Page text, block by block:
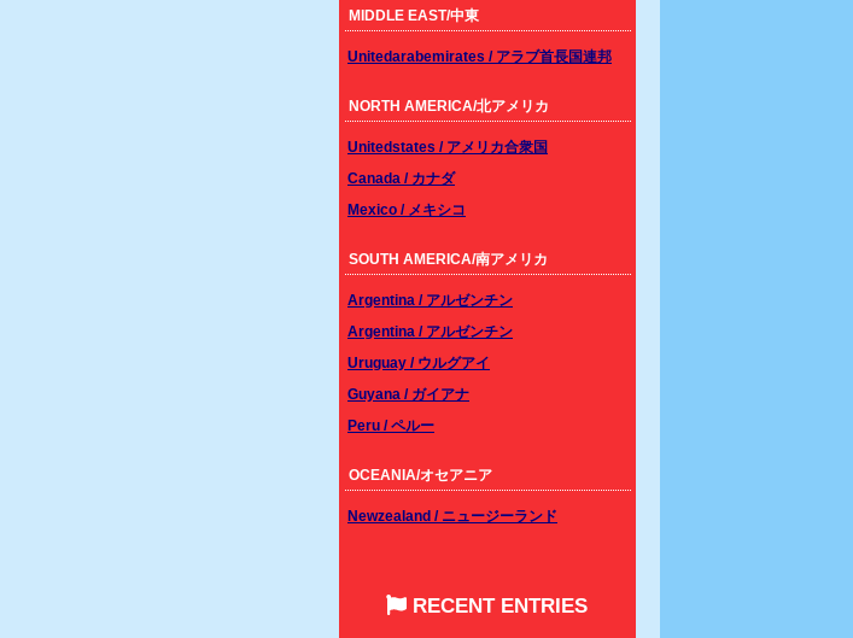
MIDDLE EAST/中東
Unitedarabemirates / アラブ首長国連邦
NORTH AMERICA/北アメリカ
Unitedstates / アメリカ合衆国
Canada / カナダ
Mexico / メキシコ
SOUTH AMERICA/南アメリカ
Argentina / アルゼンチン
Argentina / アルゼンチン
Uruguay / ウルグアイ
Guyana / ガイアナ
Peru / ペルー
OCEANIA/オセアニア
Newzealand / ニュージーランド
RECENT ENTRIES